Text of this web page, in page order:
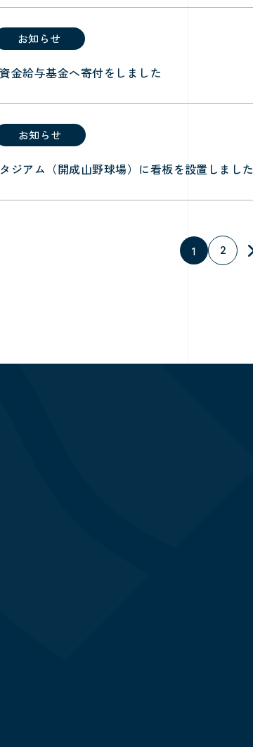
お知らせ
金給与基金へ寄付をしました
お知らせ
ジアム（開成山野球場）に看板を設置しました
1 2